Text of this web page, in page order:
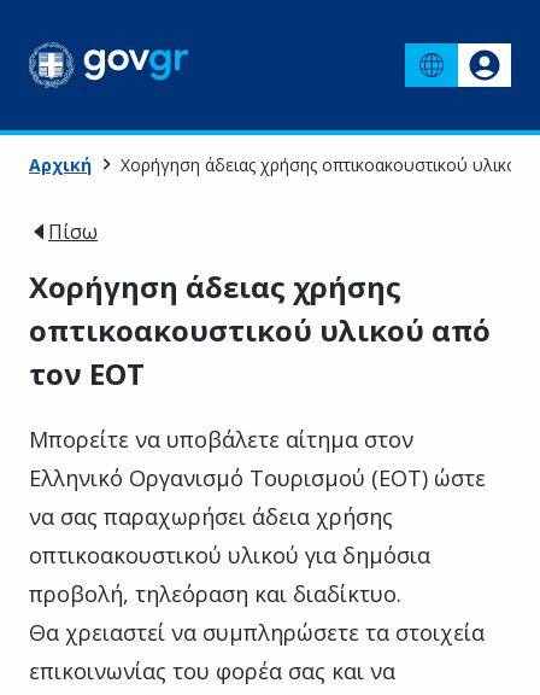
Αρχική Χορήγηση άδειας χρήσης οπτικοακουστικού
Πίσω
Χορήγηση άδειας χρήσης
οπτικοακουστικού υλικού από
τον ΕΟΤ
Μπορείτε να υποβάλετε αίτημα στον
Ελληνικό Οργανισμό Τουρισμού (ΕΟΤ) ώστε
να σας παραχωρήσει άδεια χρήσης
οπτικοακουστικού υλικού για δημόσια
προβολή, τηλεόραση και διαδίκτυο.
Θα χρειαστεί να συμπληρώσετε τα στοιχεία
επικοινωνίας του φορέα σας και να